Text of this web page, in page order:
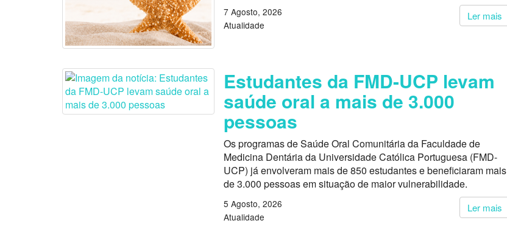
Ler mais
7 Agosto, 2026
Atualidade
Estudantes da FMD-UCP levam
saúde oral a mais de 3.000
pessoas
Os programas de Saúde Oral Comunitária da Faculdade de
Medicina Dentária da Universidade Católica Portuguesa (FMD-
UCP) já envolveram mais de 850 estudantes e beneficiaram mais
de 3.000 pessoas em situação de maior vulnerabilidade.
Ler mais
5 Agosto, 2026
Atualidade